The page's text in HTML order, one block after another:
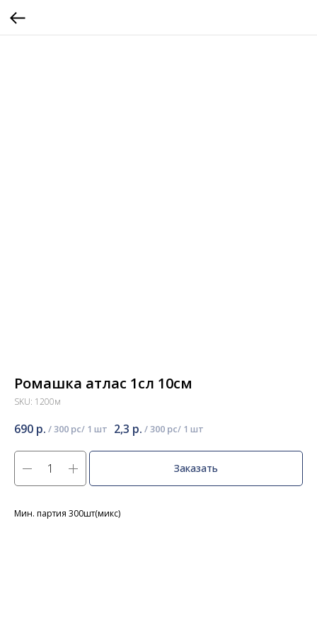
Ромашка атлас 1сл 10см
SKU: 1200м
690 р. /300 pc 2,3 р. /300 pc
Заказать
Мин. партия 300шт(микс)